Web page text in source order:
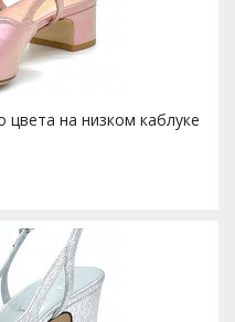
на низком каблуке